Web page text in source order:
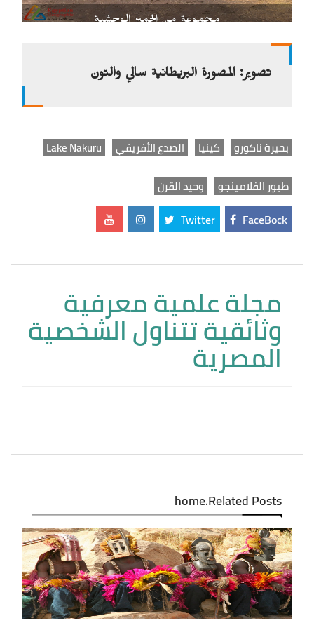
مجموعة من الحمير الوحشية
تصوير: المصورة البريطانية سالي والتون
بحيرة ناكورو كينيا الصدع الأفريقي
Lake Nakuru
طيور الفلامينجو
وحيد القرن
FaceBock
Twitter
مجلة علمية معرفية
وثائقية تتناول الشخصية
المصرية
home.Related Posts